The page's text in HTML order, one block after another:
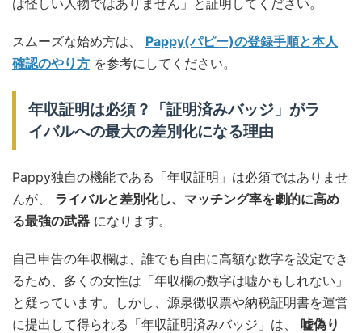
スムーズな始め方は、 Pappy(パピー)の登録手順と本人
確認のやり方 を参考にしてください。
年収証明は必須？「証明済みバッジ」がラ
イバルへの最大の差別化になる理由
Pappy独自の機能である「年収証明」は必須ではありませ
んが、 ライバルと差別化し、マッチング率を劇的に高め
る最強の武器 になります。
自己申告の年収欄は、誰でも自由に高額な数字を設定でき
るため、多くの女性は「年収欄の数字は嘘かもしれない」
と疑っています。しかし、源泉徴収票や納税証明書を運営
に提出して得られる「年収証明済みバッジ」は、 嘘偽り